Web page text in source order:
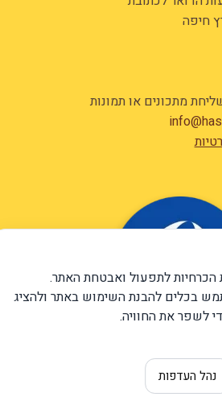
הכרחיות לתפעול ואבטחת האתר.
בכלים להבנת השימוש באתר ולהציג
נהל העדפות
מתכונים או תמונות